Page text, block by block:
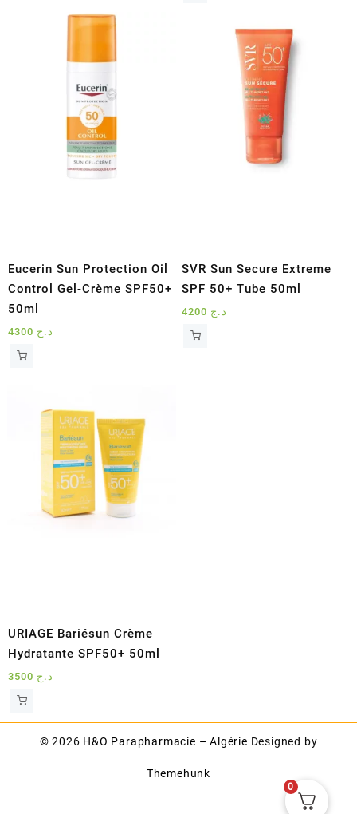
Eucerin Sun Protection Oil
Control Gel-Crème SPF50+
50ml
د.ج
SVR Sun Secure Extreme
SPF 50+ Tube 50ml
د.ج
URIAGE Bariésun Crème
Hydratante SPF50+ 50ml
د.ج
© 2026 H&O Parapharmacie – Algérie Designed by
Themehunk
0